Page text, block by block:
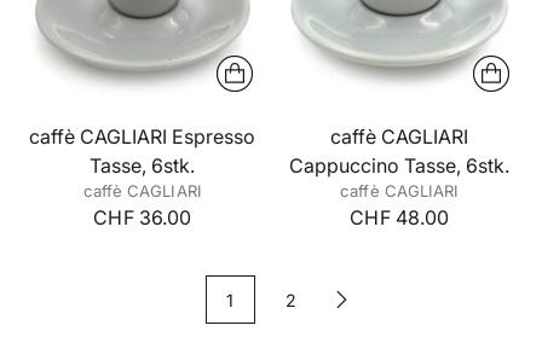
caffè CAGLIARI Espresso
Tasse, 6stk.
caffè CAGLIARI
CHF 36.00
caffè CAGLIARI
Cappuccino Tasse, 6stk.
caffè CAGLIARI
CHF 48.00
1 2